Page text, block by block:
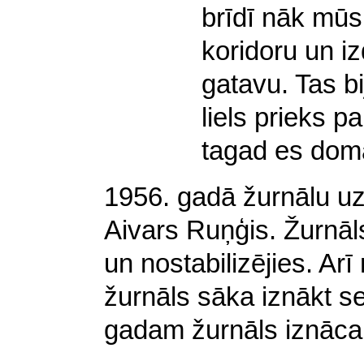
brīdī nāk
koridoru un
gatavu. Tas
liels prieks
tagad es
1956. gadā žurnālu
Aivars Ruņģis.
un nostabilizējies.
žurnāls sāka iznākt
gadam žurnāls